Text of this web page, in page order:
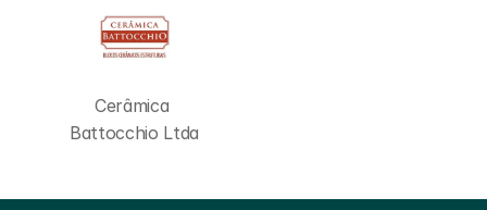
Cerâmica
Battocchio Ltda